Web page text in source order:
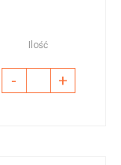
Ilość
- +